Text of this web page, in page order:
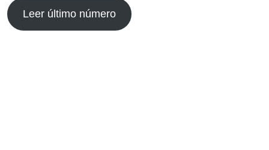
Leer último número